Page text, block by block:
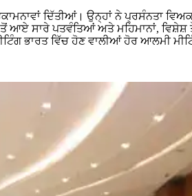
ਦਿੱਤੀਆਂ। ਉਨ੍ਹਾਂ ਨੇ ਪ੍ਰਸੰਨਤਾ
ਆਏ ਸਾਰੇ ਪਤਵੰਤਿਆਂ ਅਤੇ ਮਹਿਮਾਨਾਂ,
ਭਾਰਤ ਵਿੱਚ ਹੋਣ ਵਾਲੀਆਂ ਹੋਰ ਆਲਮੀ